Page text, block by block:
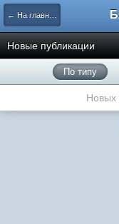
← На главную
Новые публикации
По типу
Новых